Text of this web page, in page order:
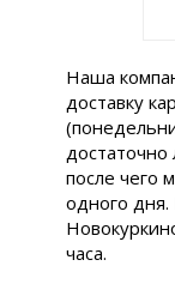
Наша
доставку
достаточно
после чего
одного
часа.